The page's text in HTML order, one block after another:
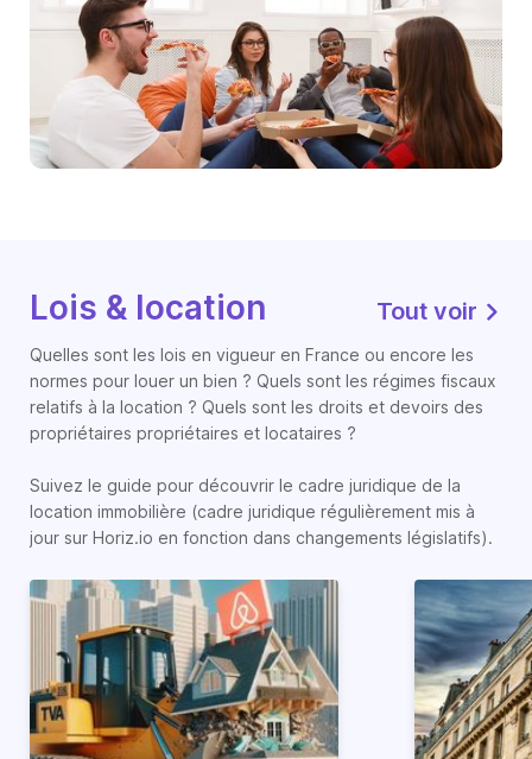
Lois & location Tout voir
Quelles sont les lois en vigueur en France ou encore les
normes pour louer un bien ? Quels sont les régimes fiscaux
relatifs à la location ? Quels sont les droits et devoirs des
propriétaires propriétaires et locataires ?
Suivez le guide pour découvrir le cadre juridique de la
location immobilière (cadre juridique régulièrement mis à
jour sur Horiz.io en fonction dans changements législatifs).